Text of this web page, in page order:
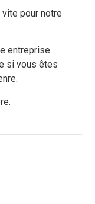
pour notre
entreprise
si vous êtes